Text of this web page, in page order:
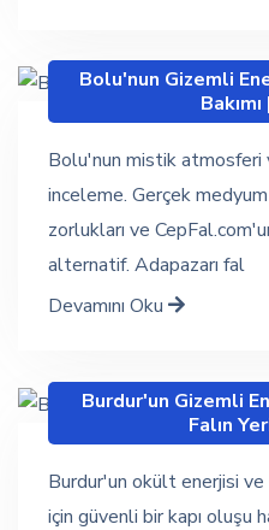
Bolu'nun Gizemli
Bolu'nun mistik atmosferi
inceleme. Gerçek
zorlukları ve
alternatif. Adapazarı fal
Devamını Oku
Burdur'un Gizemli
Falın
Burdur'un okült enerjisi
için güvenli bir kapı oluşu